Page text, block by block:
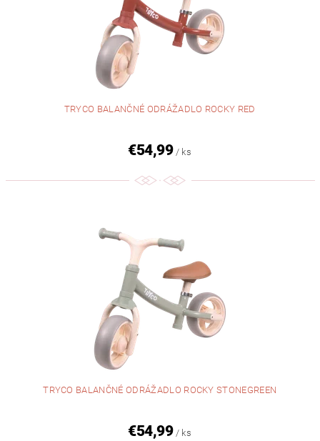
TRYCO BALANČNÉ ODRÁŽADLO ROCKY RED
€54,99 / ks
TRYCO BALANČNÉ ODRÁŽADLO ROCKY STONEGREEN
€54,99 / ks